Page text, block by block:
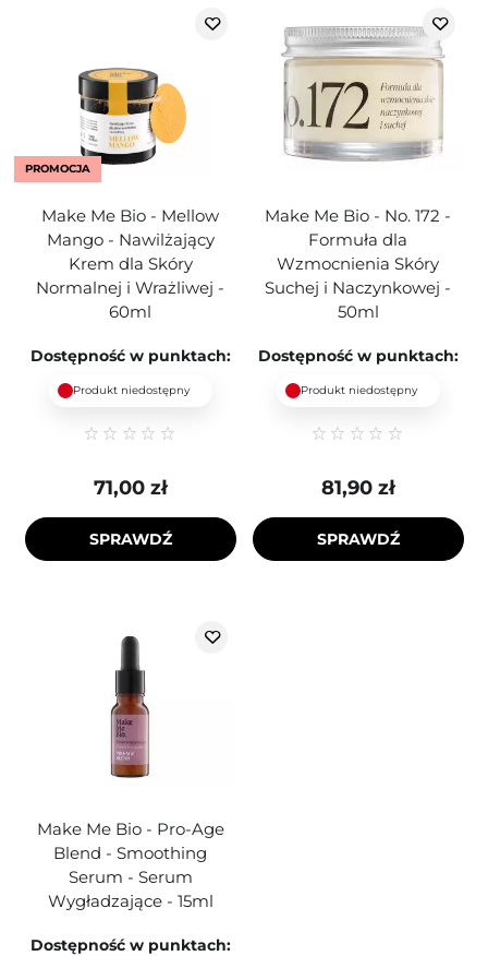
PROMOCJA
Make Me Bio - Mellow
Mango - Nawilżający
Krem dla Skóry
Normalnej i Wrażliwej -
60ml
Dostępność w punktach:
Produkt niedostępny
71,00 zł
SPRAWDŹ
Make Me Bio - No. 172 -
Formuła dla
Wzmocnienia Skóry
Suchej i Naczynkowej -
50ml
Dostępność w punktach:
Produkt niedostępny
81,90 zł
SPRAWDŹ
Make Me Bio - Pro-Age
Blend - Smoothing
Serum - Serum
Wygładzające - 15ml
Dostępność w punktach: